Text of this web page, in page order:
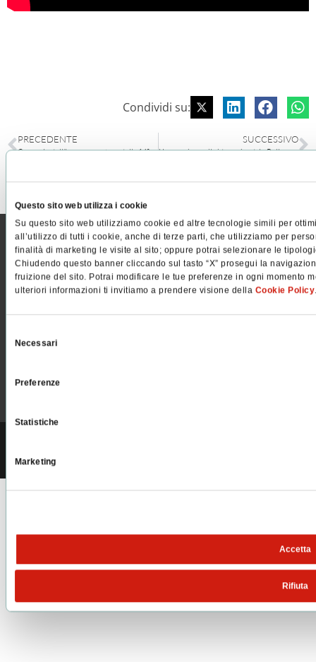
Questo sito web utilizza i cookie
Su questo sito web utilizziamo cookie ed altre tecnologie simili per
all’utilizzo di tutti i cookie, anche di terze parti, che utilizziamo per
finalità di marketing le visite al sito; oppure potrai selezionare le
Chiudendo questo banner cliccando sul tasto “X” prosegui la
fruizione del sito. Potrai modificare le tue preferenze in ogni momento
ulteriori informazioni ti invitiamo a prendere visione della Cookie Policy
delNecessari
Preferenze
Statistiche
Marketing
Accetta
Rifiuta
Condividi su:
PRECEDENTE
Cenacolo dell’Impresa, partner della 14° edizione
SUCCESSIVO
Un premio per il video aziendale Pellegrini “Una storia di carta”
Via Paganello 22/A, 30172 Mestre Venezia | Tel:041 5330111
pellegrini@pellegrini.it